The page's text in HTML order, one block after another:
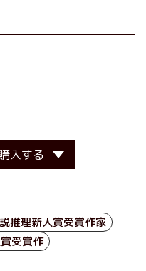
入する
推理新人賞受賞作家
受賞作